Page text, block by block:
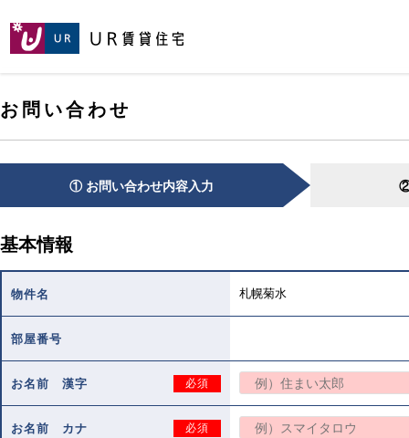
[こ
ヘ
ッ
ダ
お問い合わせ
[こ
か
文
す。]
か
イ
コ
ツ
す。]
① お問い合わせ内容入力 ②
基本情報
物件名 札幌菊水
部屋番号
お名前 漢字 必須
お名前 カナ 必須
ペ
先
頭
へ